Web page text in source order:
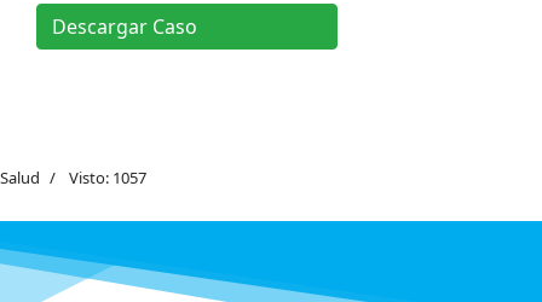
Descargar Caso
Salud Visto: 1057